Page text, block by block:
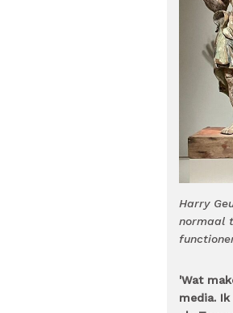
Harry
normaal
'Wat
media.